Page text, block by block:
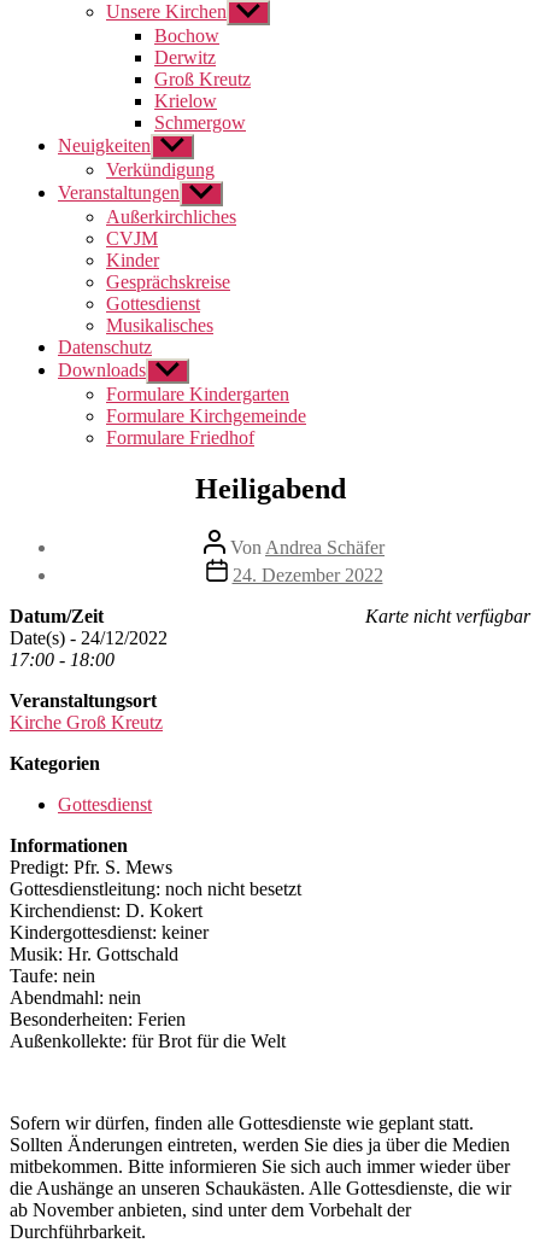
Unsere Kirchen Untermenü
anzeigen
Bochow
Derwitz
Groß Kreutz
Krielow
Schmergow
Neuigkeiten Untermenü
anzeigen
Verkündigung
Veranstaltungen Untermenü
anzeigen
Außerkirchliches
CVJM
Kinder
Gesprächskreise
Gottesdienst
Musikalisches
Datenschutz
Downloads Untermenü
anzeigen
Formulare Kindergarten
Formulare Kirchgemeinde
Formulare Friedhof
Heiligabend
Beitragsautor
Von Andrea Schäfer
Beitragsdatum
24. Dezember 2022
Karte nicht verfügbar
Datum/Zeit
Date(s) - 24/12/2022
17:00 - 18:00
Veranstaltungsort
Kirche Groß Kreutz
Kategorien
Gottesdienst
Informationen
Predigt: Pfr. S. Mews
Gottesdienstleitung: noch nicht besetzt
Kirchendienst: D. Kokert
Kindergottesdienst: keiner
Musik: Hr. Gottschald
Taufe: nein
Abendmahl: nein
Besonderheiten: Ferien
Außenkollekte: für Brot für die Welt
Sofern wir dürfen, finden alle Gottesdienste wie geplant statt.
Sollten Änderungen eintreten, werden Sie dies ja über die Medien
mitbekommen. Bitte informieren Sie sich auch immer wieder über
die Aushänge an unseren Schaukästen. Alle Gottesdienste, die wir
ab November anbieten, sind unter dem Vorbehalt der
Durchführbarkeit.